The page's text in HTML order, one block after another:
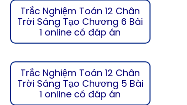
Trắc Nghiệm Toán 12 Chân
Trời Sáng Tạo Chương 6 Bài
1 online có đáp án
Trắc Nghiệm Toán 12 Chân
Trời Sáng Tạo Chương 5 Bài
1 online có đáp án